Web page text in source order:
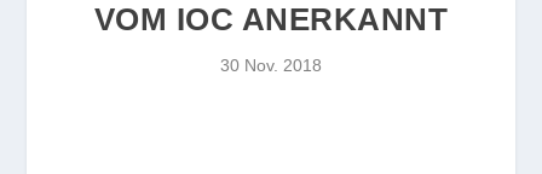
VOM IOC ANERKANNT
30 Nov. 2018